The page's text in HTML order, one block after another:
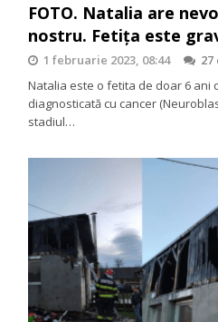
FOTO. Natalia are
nostru. Fetița este
1 februarie 2023, 08:44
Natalia este o fetita de doar 6 ani
diagnosticată cu cancer
stadiul…